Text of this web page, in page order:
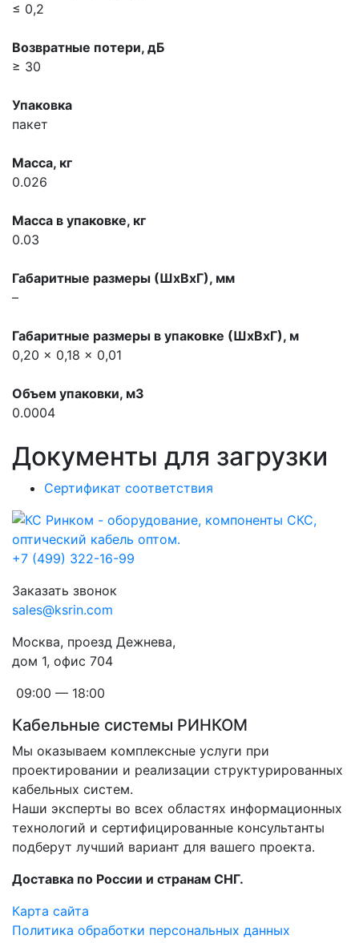
≤ 0,2
Возвратные потери, дБ
≥ 30
Упаковка
пакет
Масса, кг
0.026
Масса в упаковке, кг
0.03
Габаритные размеры (ШхВхГ), мм
–
Габаритные размеры в упаковке (ШхВхГ), м
0,20 x 0,18 x 0,01
Объем упаковки, м3
0.0004
Документы для загрузки
Сертификат соответствия
+7 (499) 322-16-99
Заказать звонок
sales@ksrin.com
Москва, проезд Дежнева,
дом 1, офис 704
09:00 — 18:00
Кабельные системы РИНКОМ
Мы оказываем комплексные услуги при
проектировании и реализации структурированных
кабельных систем.
Наши эксперты во всех областях информационных
технологий и сертифицированные консультанты
подберут лучший вариант для вашего проекта.
Доставка по России и странам СНГ.
Карта сайта
Политика обработки персональных данных